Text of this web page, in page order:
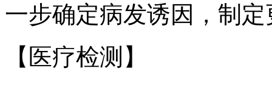
一步确定病发诱因，制
【医疗检测】